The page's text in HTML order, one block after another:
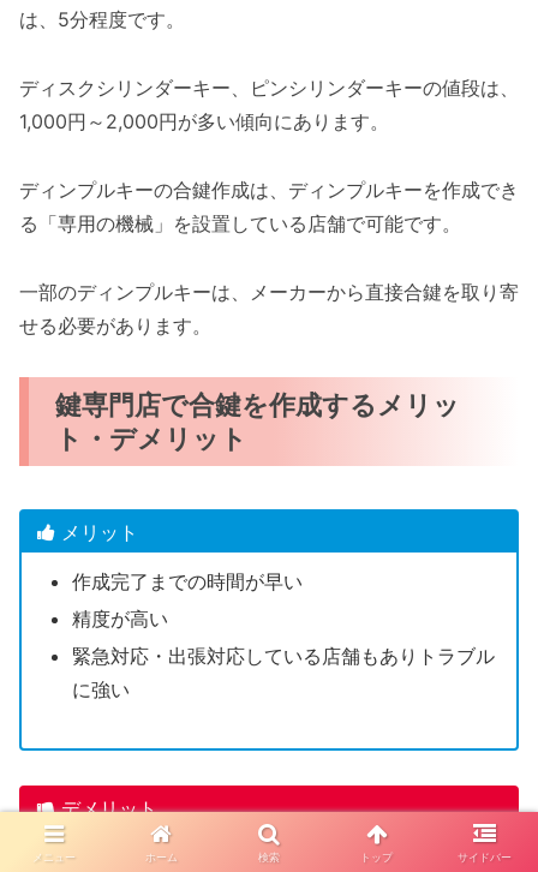
は、5分程度です。
ディスクシリンダーキー、ピンシリンダーキーの値段は、
1,000円～2,000円が多い傾向にあります。
ディンプルキーの合鍵作成は、ディンプルキーを作成でき
る「専用の機械」を設置している店舗で可能です。
一部のディンプルキーは、メーカーから直接合鍵を取り寄
せる必要があります。
鍵専門店で合鍵を作成するメリッ
ト・デメリット
メリット
作成完了までの時間が早い
精度が高い
緊急対応・出張対応している店舗もありトラブル
に強い
デメリット
一部のディンプルキーは店舗で合鍵作成できない
メニュー ホーム 検索 トップ サイドバー